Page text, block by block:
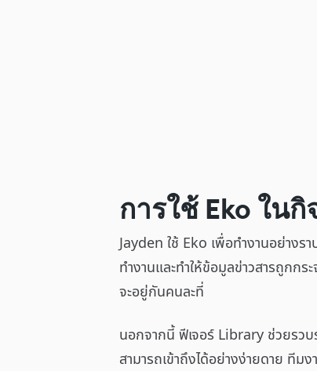
การใช้ Eko ใน
Jayden ใช้ Eko เพื่อทำงานอย่าง
ทำงานและทำให้ข้อมูลข่าวสารถูกก
จะอยู่กันคนละที่
นอกจากนี้ ฟีเจอร์ Library ช่วยรวบ
สามารถเข้าถึงได้อย่างง่ายดาย ที